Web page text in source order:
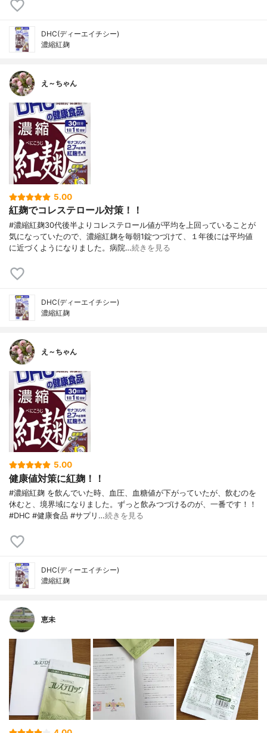
DHC(ディーエイチシー)
濃縮紅麹
え～ちゃん
5.00
紅麹でコレステロール対策！！
#濃縮紅麹30代後半よりコレステロール値が平均を上回っていることが
気になっていたので、濃縮紅麹を毎朝1錠つづけて、１年後には平均値
に近づくようになりました。病院…続きを見る
DHC(ディーエイチシー)
濃縮紅麹
え～ちゃん
5.00
健康値対策に紅麹！！
#濃縮紅麹 を飲んでいた時、血圧、血糖値が下がっていたが、飲むのを
休むと、境界域になりました。ずっと飲みつづけるのが、一番です！！
#DHC #健康食品 #サプリ…続きを見る
DHC(ディーエイチシー)
濃縮紅麹
恵未